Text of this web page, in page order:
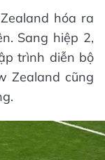
hóa ra
Sang hiệp 2,
trình diễn bộ
Zealand cũng